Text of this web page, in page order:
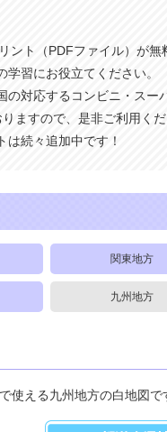
ト（PDFファイル）が無
習にお役立てください。
対応するコンビニ・スー
ますので、是非ご利用くだ
続々追加中です！
関東地方
九州地方
使える九州地方の白地図で